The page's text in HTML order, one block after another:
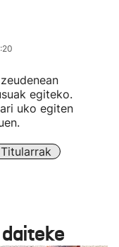
egiteko.
uko egiten